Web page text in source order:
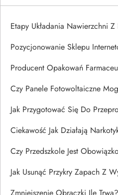
Etapy Układania Nawierzchni
Pozycjonowanie Sklepu
Producent Opakowań
Czy Panele Fotowoltaiczne
Jak Przygotować Się Do
Ciekawość Jak Działają
Czy Przedszkole Jest
Jak Usunąć Przykry Zapach Z
Zmniejszenie Obrączki Ile Trwa?